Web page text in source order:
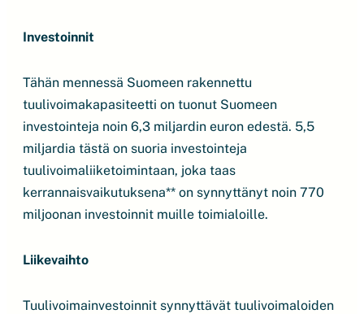
Investoinnit
Tähän mennessä Suomeen rakennettu
tuulivoimakapasiteetti on tuonut Suomeen
investointeja noin 6,3 miljardin euron edestä. 5,5
miljardia tästä on suoria investointeja
tuulivoimaliiketoimintaan, joka taas
kerrannaisvaikutuksena** on synnyttänyt noin 770
miljoonan investoinnit muille toimialoille.
Liikevaihto
Tuulivoimainvestoinnit synnyttävät tuulivoimaloiden